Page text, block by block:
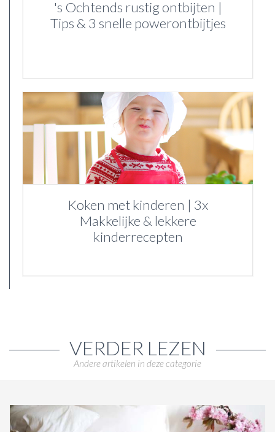
's Ochtends rustig ontbijten |
Tips & 3 snelle powerontbijtjes
Koken met kinderen | 3x
Makkelijke & lekkere
kinderrecepten
VERDER LEZEN
Andere artikelen in deze categorie